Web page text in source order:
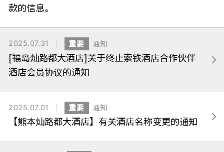
款的信息。
2025.07.31 重要 通知
[福岛灿路都大酒店]关于终止索铁酒店合作伙伴
酒店会员协议的通知
2025.07.01 重要 通知
【熊本灿路都大酒店】有关酒店名称变更的通知